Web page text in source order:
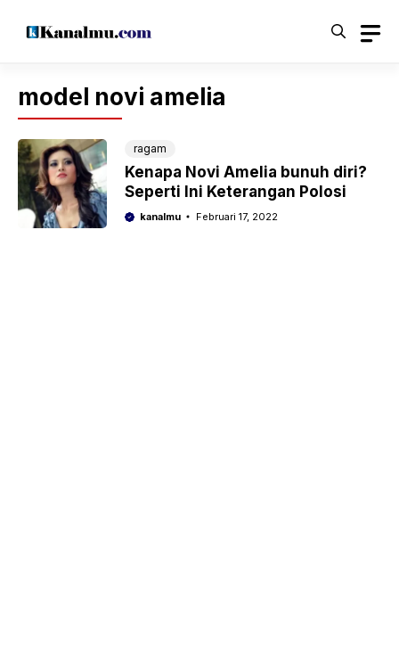
model novi amelia
ragam
Kenapa Novi Amelia bunuh diri?
Seperti Ini Keterangan Polosi
kanalmu Februari 17, 2022